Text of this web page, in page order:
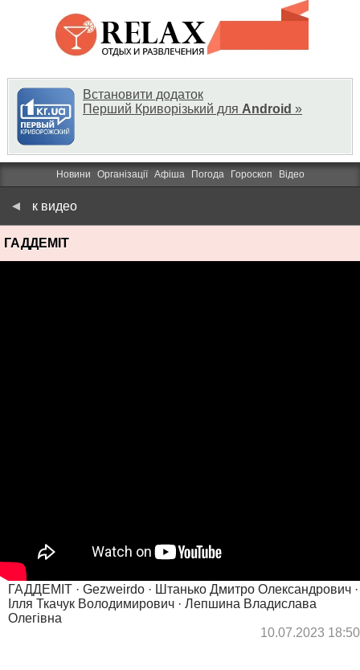
Встановити додаток
Перший Криворізький для Android »
Новини Організації Афіша Погода Гороскоп Відео
к видео
ГАДДЕМІТ
ГАДДЕМІТ · Gezweirdo · Штанько Дмитро Олександрович ·
Ілля Ткачук Володимирович · Лепшина Владислава
Олегівна
10.07.2023 18:50